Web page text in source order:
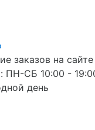
заказов на сайте
ПН-СБ 10:00 -
день